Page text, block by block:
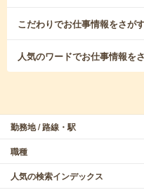
こだわりでお仕事情報をさが
人気のワードでお仕事情報を
勤務地 / 路線・駅
職種
人気の検索インデックス